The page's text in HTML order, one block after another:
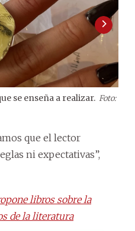
se enseña a realizar. Foto:
que el lector
ni expectativas”,
libros sobre la
de la literatura